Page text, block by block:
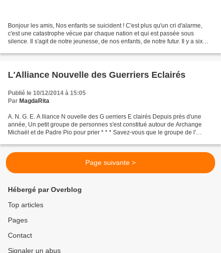
Bonjour les amis, Nos enfants se suicident ! C'est plus qu'un cri d'alarme,
c'est une catastrophe vécue par chaque nation et qui est passée sous
silence. Il s'agit de notre jeunesse, de nos enfants, de notre futur. Il y a six
L'Alliance Nouvelle des Guerriers Eclairés
Publié le 10/12/2014 à 15:05
Par MagdaRita
A. N. G. E. A lliance N ouvelle des G uerriers E clairés Depuis près d'une
année, Un petit groupe de personnes s'est constitué autour de Archange
Michaël et de Padre Pio pour prier * * * Savez-vous que le groupe de l'
Page suivante >
Hébergé par Overblog
Top articles
Pages
Contact
Signaler un abus